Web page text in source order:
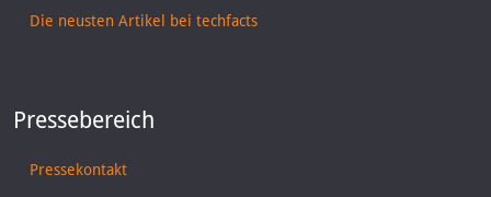
Die neusten Artikel bei techfacts
Pressebereich
Pressekontakt